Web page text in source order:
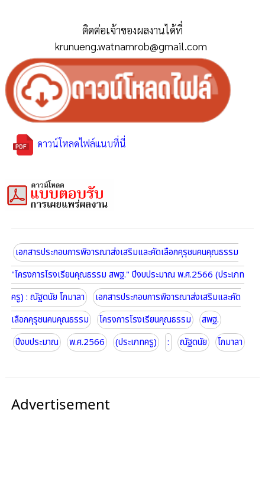
ติดต่อเจ้าของผลงานได้ที่
krunueng.watnamrob@gmail.com
ดาวน์โหลดไฟล์แนบที่นี่
เอกสารประกอบการพิจารณาส่งเสริมและคัดเลือกคุรุชนคนคุณธรรม
"โครงการโรงเรียนคุณธรรม สพฐ." ปีงบประมาณ พ.ศ.2566 (ประเภท
ครู) : ณัฐดนัย โกมาลา
เอกสารประกอบการพิจารณาส่งเสริมและคัด
เลือกคุรุชนคนคุณธรรม
โครงการโรงเรียนคุณธรรม
สพฐ.
ปีงบประมาณ
พ.ศ.2566 (ประเภทครู) : ณัฐดนัย โกมาลา
Advertisement